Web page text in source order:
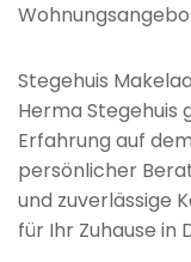
Stegehuis
Herma Stegehuis
Erfahrung auf
persönlicher
und zuverlässige
für Ihr Zuhause in